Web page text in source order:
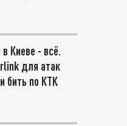
Киеве - всё.
для атак
бить по КТК